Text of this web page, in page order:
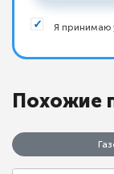
Я принимаю
Похожие